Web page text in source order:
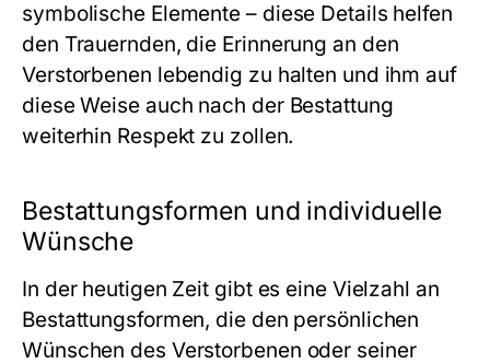
symbolische Elemente – diese Details helfen
den Trauernden, die Erinnerung an den
Verstorbenen lebendig zu halten und ihm auf
diese Weise auch nach der Bestattung
weiterhin Respekt zu zollen.
Bestattungsformen und individuelle
Wünsche
In der heutigen Zeit gibt es eine Vielzahl an
Bestattungsformen, die den persönlichen
Wünschen des Verstorbenen oder seiner